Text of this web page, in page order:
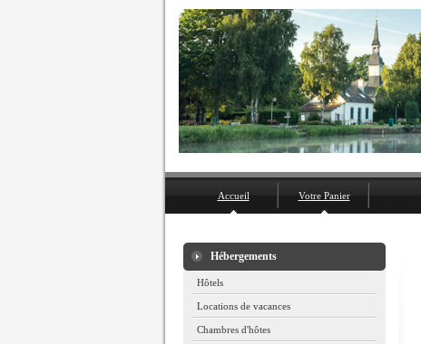
Accueil Votre Panier
Hébergements
Hôtels
Locations de vacances
Chambres d'hôtes